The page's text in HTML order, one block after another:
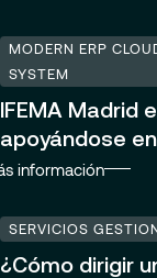
MODERN ERP
SYSTEM
IFEMA Madrid
apoyándose en
información
SERVICIOS
¿Cómo dirigir